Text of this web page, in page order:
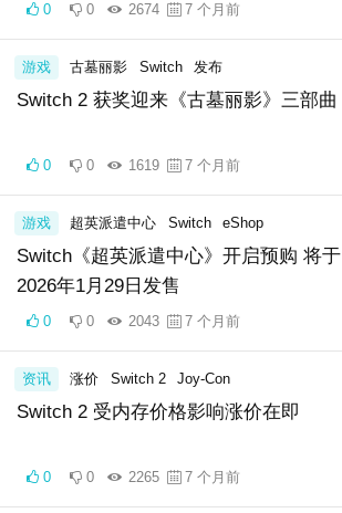
0 0 2674 7 个月前
Switch 2 获奖迎来《古墓丽影》三部曲
游戏 古墓丽影 Switch 发布
0 0 1619 7 个月前
Switch《超英派遣中心》开启预购 将于
2026年1月29日发售
游戏 超英派遣中心 Switch eShop
0 0 2043 7 个月前
Switch 2 受内存价格影响涨价在即
资讯 涨价 Switch 2 Joy-Con
0 0 2265 7 个月前